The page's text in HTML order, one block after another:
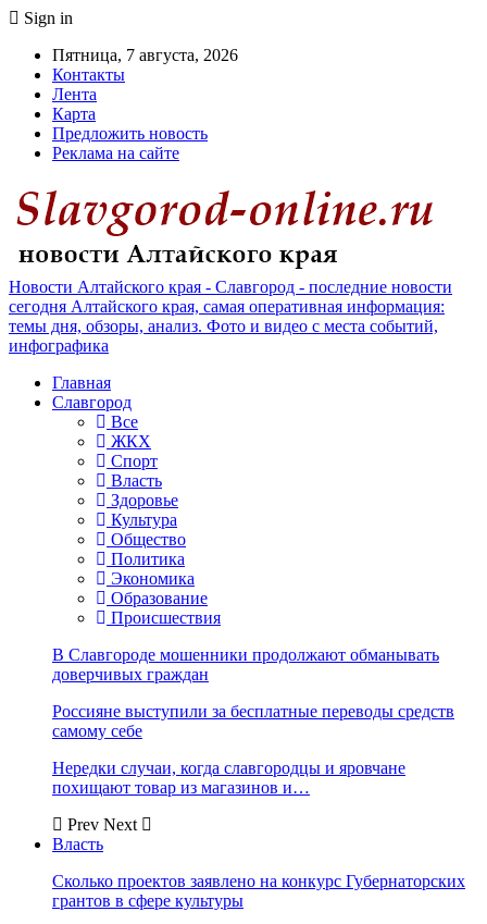
Sign in
Пятница, 7 августа, 2026
Контакты
Лента
Карта
Предложить новость
Реклама на сайте
Новости Алтайского края - Славгород - последние новости
сегодня Алтайского края, самая оперативная информация:
темы дня, обзоры, анализ. Фото и видео с места событий,
инфографика
Главная
Славгород
Все
ЖКХ
Спорт
Власть
Здоровье
Культура
Общество
Политика
Экономика
Образование
Происшествия
В Славгороде мошенники продолжают обманывать
доверчивых граждан
Россияне выступили за бесплатные переводы средств
самому себе
Нередки случаи, когда славгородцы и яровчане
похищают товар из магазинов и…
Prev Next
Власть
Сколько проектов заявлено на конкурс Губернаторских
грантов в сфере культуры